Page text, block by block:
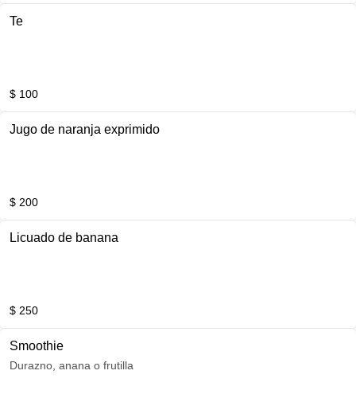
Te
$ 100
Jugo de naranja exprimido
$ 200
Licuado de banana
$ 250
Smoothie
Durazno, anana o frutilla